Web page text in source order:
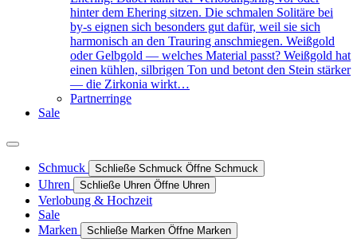
hinter dem Ehering sitzen. Die schmalen Solitäre bei
by-s eignen sich besonders gut dafür, weil sie sich
harmonisch an den Trauring anschmiegen. Weißgold
oder Gelbgold — welches Material passt? Weißgold hat
einen kühlen, silbrigen Ton und betont den Stein stärker
— die Zirkonia wirkt…
Partnerringe
Sale
Schmuck Schließe Schmuck Öffne Schmuck
Uhren Schließe Uhren Öffne Uhren
Verlobung & Hochzeit
Sale
Marken
Schließe Marken Öffne Marken